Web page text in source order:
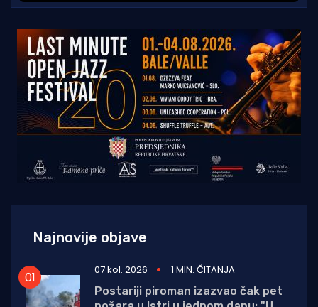
Najnovije objave
07 kol. 2026
1 MIN. ČITANJA
Postariji piroman izazvao čak pet